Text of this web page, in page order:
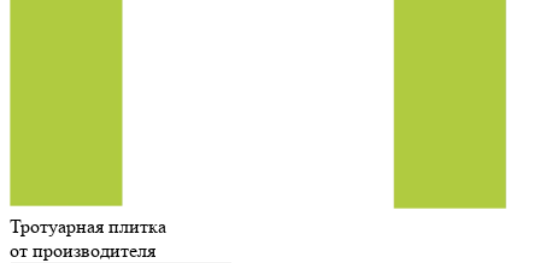
Тротуарная плитка
от производителя